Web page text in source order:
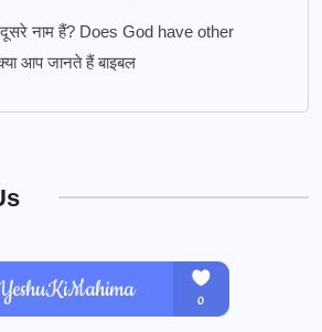
नाम हैं? Does God have other
आप जानते हैं बाइबल